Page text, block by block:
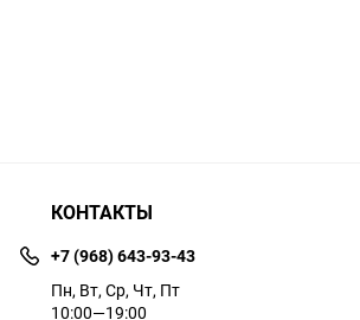
КОНТАКТЫ
+7 (968) 643-93-43
Пн, Вт, Ср, Чт, Пт
10:00—19:00